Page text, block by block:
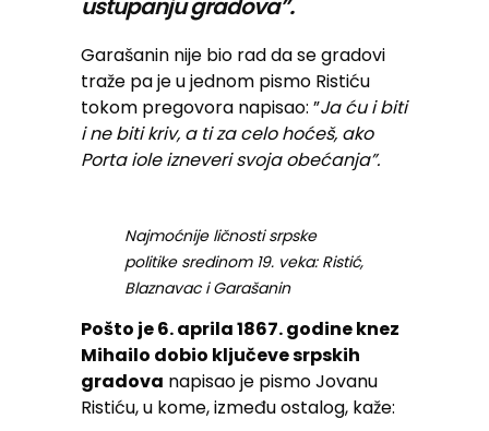
ustupanju gradova”.
Garašanin nije bio rad da se gradovi
traže pa je u jednom pismo Ristiću
tokom pregovora napisao: ”Ja ću i biti
i ne biti kriv, a ti za celo hoćeš, ako
Porta iole izneveri svoja obećanja”.
Najmoćnije ličnosti srpske
politike sredinom 19. veka: Ristić,
Blaznavac i Garašanin
Pošto je 6. aprila 1867. godine knez
Mihailo dobio ključeve srpskih
gradova napisao je pismo Jovanu
Ristiću, u kome, između ostalog, kaže: